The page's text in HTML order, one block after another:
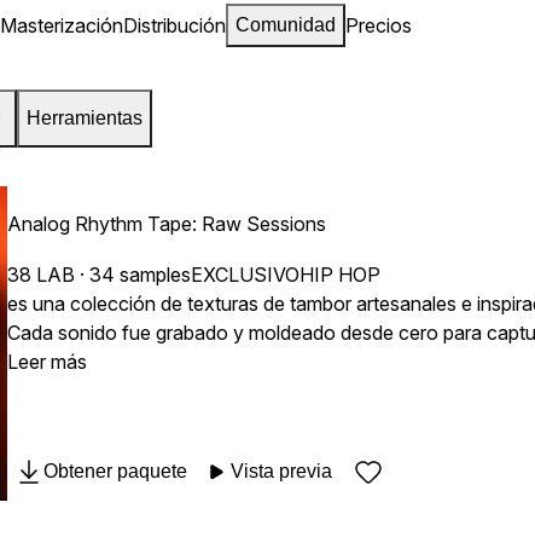
MasterizaciónDistribución Comunidad Precios
Herramientas
Analog Rhythm Tape: Raw Sessions
38 LAB · 34 samplesEXCLUSIVOHIP HOP
es una colección de texturas de tambor artesanales e
Cada sonido fue grabado y moldeado desde cero para
para producción lo-fi, hip-hop experimental, ambient y
Leer más
Obtener paquete Vista previa